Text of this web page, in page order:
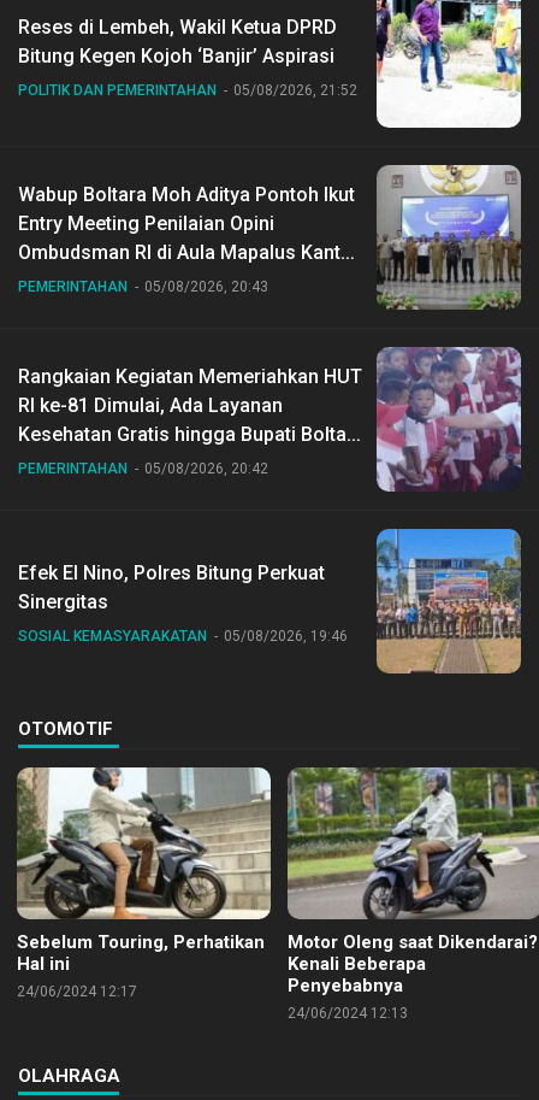
Reses di Lembeh, Wakil Ketua DPRD
Bitung Kegen Kojoh ‘Banjir’ Aspirasi
POLITIK DAN PEMERINTAHAN 05/08/2026, 21:52
Wabup Boltara Moh Aditya Pontoh Ikut
Entry Meeting Penilaian Opini
Ombudsman RI di Aula Mapalus Kantur
Gubernur Sulut
PEMERINTAHAN 05/08/2026, 20:43
Rangkaian Kegiatan Memeriahkan HUT
RI ke-81 Dimulai, Ada Layanan
Kesehatan Gratis hingga Bupati Boltara
Dr Sirajudin Lasena Ikut Jalan Sehat
PEMERINTAHAN 05/08/2026, 20:42
Efek El Nino, Polres Bitung Perkuat
Sinergitas
SOSIAL KEMASYARAKATAN 05/08/2026, 19:46
OTOMOTIF
Sebelum Touring, Perhatikan
Hal ini
24/06/2024 12:17
Motor Oleng saat Dikendarai?
Kenali Beberapa
Penyebabnya
24/06/2024 12:13
OLAHRAGA